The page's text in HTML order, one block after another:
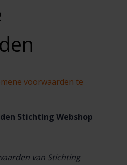
voorwaarden te
Stichting Webshop
van Stichting